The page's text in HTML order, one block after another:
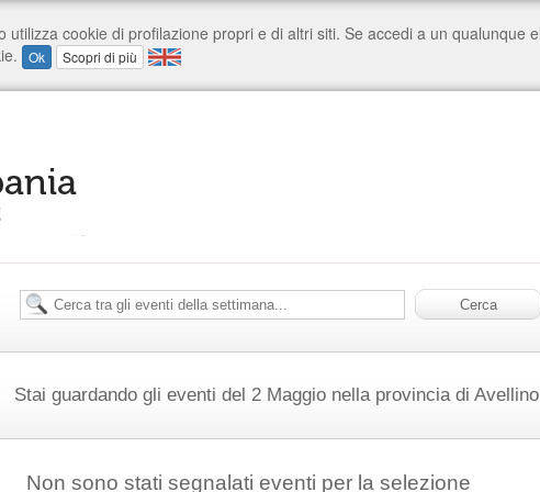
Stai guardando gli eventi del 2 Maggio nella provincia di Avellino
Non sono stati segnalati eventi per la selezione